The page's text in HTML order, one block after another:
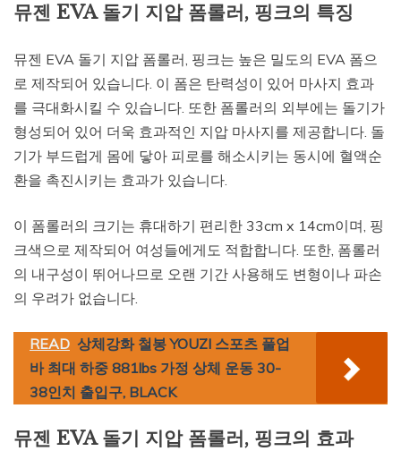
뮤젠 EVA 돌기 지압 폼롤러, 핑크의 특징
뮤젠 EVA 돌기 지압 폼롤러, 핑크는 높은 밀도의 EVA 폼으
로 제작되어 있습니다. 이 폼은 탄력성이 있어 마사지 효과
를 극대화시킬 수 있습니다. 또한 폼롤러의 외부에는 돌기가
형성되어 있어 더욱 효과적인 지압 마사지를 제공합니다. 돌
기가 부드럽게 몸에 닿아 피로를 해소시키는 동시에 혈액순
환을 촉진시키는 효과가 있습니다.
이 폼롤러의 크기는 휴대하기 편리한 33cm x 14cm이며, 핑
크색으로 제작되어 여성들에게도 적합합니다. 또한, 폼롤러
의 내구성이 뛰어나므로 오랜 기간 사용해도 변형이나 파손
의 우려가 없습니다.
READ 상체강화 철봉 YOUZI 스포츠 풀업
바 최대 하중 881lbs 가정 상체 운동 30-
38인치 출입구, BLACK
뮤젠 EVA 돌기 지압 폼롤러, 핑크의 효과